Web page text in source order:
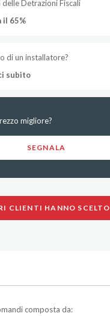
Detrazioni Fiscali
il 65%
di un installatore?
subito
migliore?
SEGNALA
CLIENTI HANNO SCELTO
composta da: